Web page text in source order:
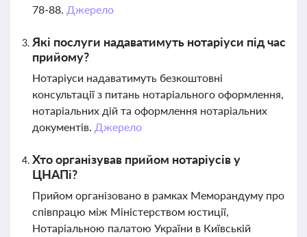
78-88. Джерело
Які послуги надаватимуть нотаріуси під час
прийому?
Нотаріуси надаватимуть безкоштовні
консультації з питань нотаріального оформлення,
нотаріальних дій та оформлення нотаріальних
документів. Джерело
Хто організував прийом нотаріусів у
ЦНАПі?
Прийом організовано в рамках Меморандуму про
співпрацю між Міністерством юстиції,
Нотаріальною палатою України в Київській